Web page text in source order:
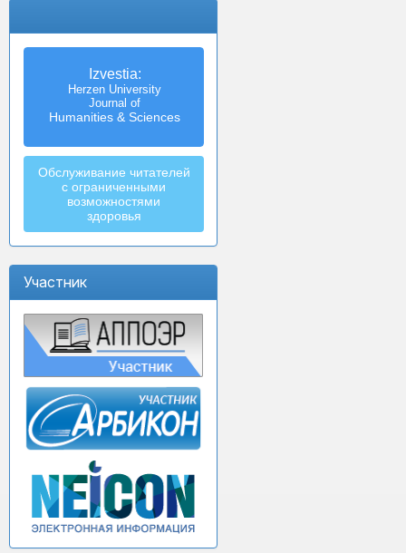
Izvestia:
Herzen University
Journal of
Humanities & Sciences
Обслуживание читателей
с ограниченными
возможностями
здоровья
Участник